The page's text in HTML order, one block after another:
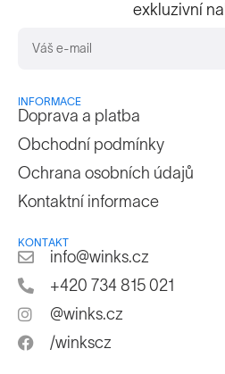
exkluzivní
INFORMACE
Doprava a platba
Obchodní podmínky
Ochrana osobních údajů
Kontaktní informace
KONTAKT
info@winks.cz
+420 734 815 021
@winks.cz
/winkscz